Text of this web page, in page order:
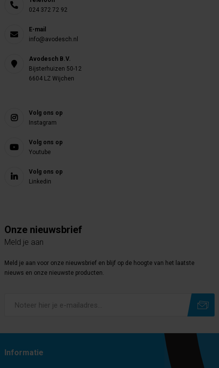
024 372 72 92
E-mail
info@avodesch.nl
Avodesch B.V.
Bijsterhuizen 50-12
6604 LZ Wijchen
Volg ons op
Instagram
Volg ons op
Youtube
Volg ons op
Linkedin
Onze nieuwsbrief
Meld je aan
Meld je aan voor onze nieuwsbrief en blijf op de hoogte van het laatste
nieuws en onze nieuwste producten.
Informatie